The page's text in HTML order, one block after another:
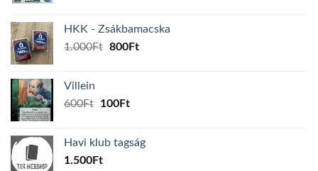
160Ft.150Ft.
HKK - Zsákbamacska
1.000Ft Original
800FtCurrent
Villein
600Ft
Original
600Ft.
100FtCurrent
100Ft.
Havi klub tagság
1.500Ft